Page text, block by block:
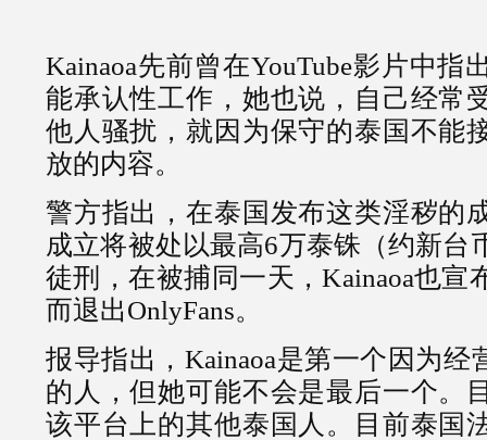
Kainaoa先前曾在YouTube影片中指
能承认性工作，她也说，自己经常
他人骚扰，就因为保守的泰国不能
放的内容。
警方指出，在泰国发布这类淫秽的
成立将被处以最高6万泰铢（约新台
徒刑，在被捕同一天，Kainaoa也宣
而退出OnlyFans。
报导指出，Kainaoa是第一个因为经
的人，但她可能不会是最后一个。
该平台上的其他泰国人。目前泰国